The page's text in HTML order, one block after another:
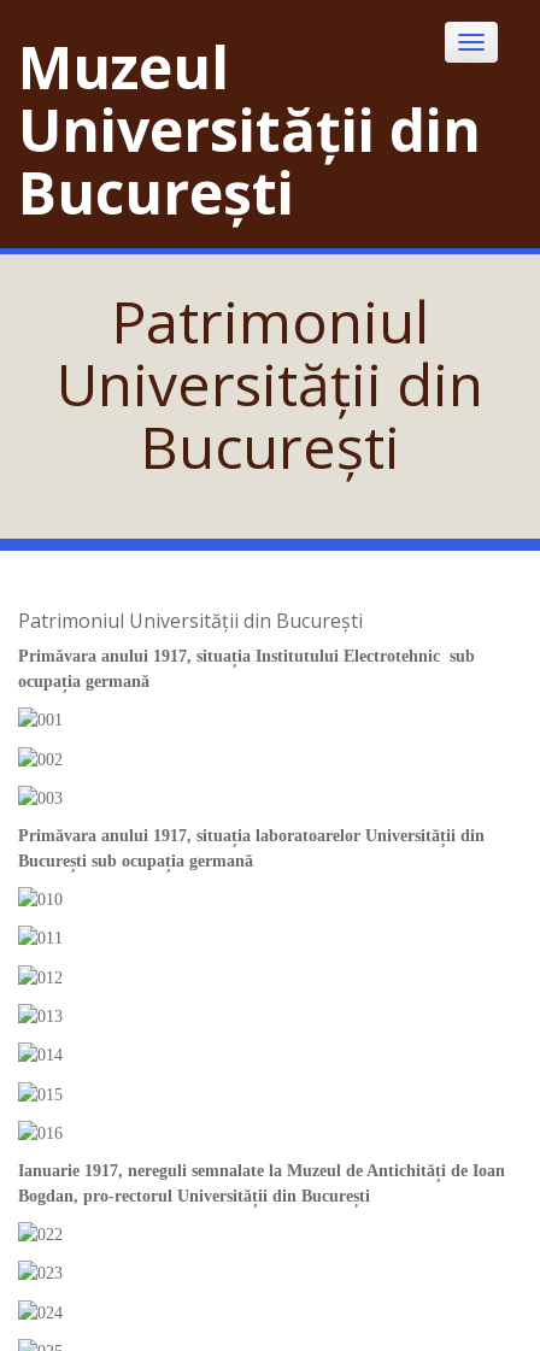
contentMuzeul
Universității din
București
Toggle
Patrimoniul
Universității din
București
Patrimoniul Universității din București
Primăvara anului 1917, situația Institutului Electrotehnic sub
ocupația germană
Primăvara anului 1917, situația laboratoarelor Universității din
București sub ocupația germană
Ianuarie 1917, nereguli semnalate la Muzeul de Antichități de Ioan
Bogdan, pro-rectorul Universității din București